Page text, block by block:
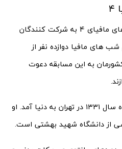
پس روز و ساعت پخش شب های مافیای 4 به شرکت کنندگان
های مافیا دوازده نفر از
به این مسابقه دعوت
در نهم بهمن ماه سال ۱۳۳۱ در تهران به دنیا آمد. او
از دانشگاه شهید بهشتی است.